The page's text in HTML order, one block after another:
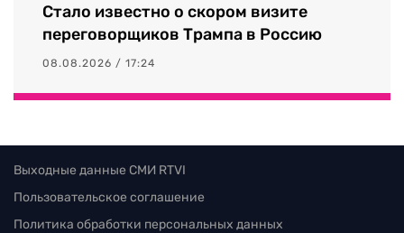
Стало известно о скором визите
переговорщиков Трампа в Россию
08.08.2026 / 17:24
Выходные данные СМИ RTVI
Пользовательское соглашение
Политика обработки персональных данных